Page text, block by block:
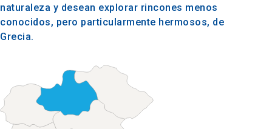
naturaleza y desean explorar rincones menos
conocidos, pero particularmente hermosos, de
Grecia.